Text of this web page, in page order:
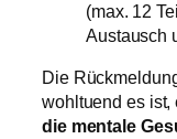
(max. 12
Austausch
Die
wohltuend es ist,
die mentale